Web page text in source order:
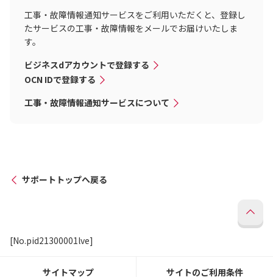
工事・故障情報通知サービスをご利用いただくと、登録し
たサービスの工事・故障情報をメールでお届けいたしま
す。
ビジネスdアカウントで登録する
OCN IDで登録する
工事・故障情報通知サービスについて
サポートトップへ戻る
[No.pid21300001lve]
サイトマップ サイトのご利用条件